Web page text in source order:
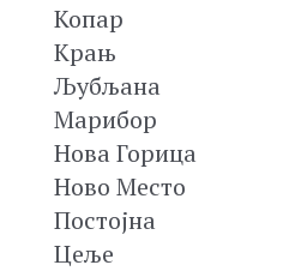
Копар
Крањ
Љубљана
Марибор
Нова Горица
Ново Место
Постојна
Цеље